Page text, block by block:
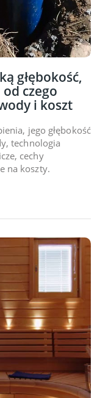
głębokość,
czego
i koszt
jego głębokość
technologia
cechy
na koszty.